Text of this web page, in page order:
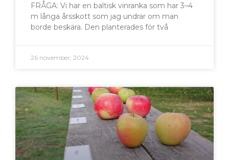
FRÅGA: Vi har en baltisk vinranka som har 3–4
m långa årsskott som jag undrar om man
borde beskära. Den planterades för två
26 november, 2024